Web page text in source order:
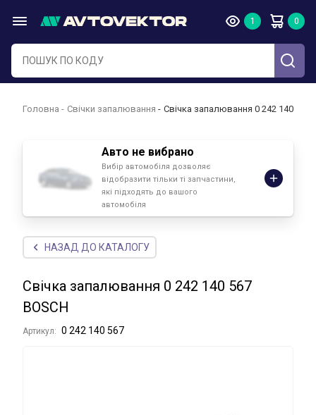
Головна Свічки запалювання Свічка запалювання 0 242 140 567
Авто не вибрано
Вибір автомобіля дозволяє
відобразити тільки ті запчастини,
які підходять до вашого
автомобіля
НАЗАД ДО КАТАЛОГУ
Свічка запалювання 0 242 140 567
BOSCH
Артикул: 0 242 140 567